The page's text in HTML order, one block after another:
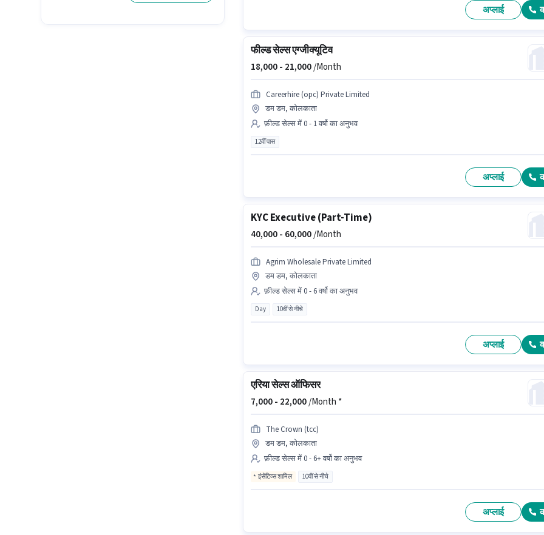
अप्लाई
फील्ड सेल्स एग्जीक्यूटिव
18,000 - 21,000/Month
Careerhire (opc) Private Limited
डम डम, कोलकाता
फ़ील्ड सेल्स में 0 - 1 वर्षो का अनुभव
12वीं पास
अप्लाई
KYC Executive (Part-Time)
40,000 - 60,000/Month
Agrim Wholesale Private Limited
डम डम, कोलकाता
फ़ील्ड सेल्स में 0 - 6 वर्षो का अनुभव
Day 10वीं से नीचे
अप्लाई
एरिया सेल्स ऑफिसर
7,000 - 22,000/Month *
The Crown (tcc)
डम डम, कोलकाता
फ़ील्ड सेल्स में 0 - 6+ वर्षो का अनुभव
इंसेंटिव्स शामिल 10वीं से नीचे
अप्लाई